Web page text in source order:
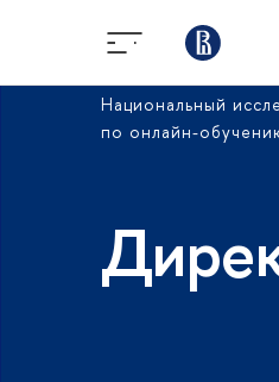
Национальный
по онлайн-